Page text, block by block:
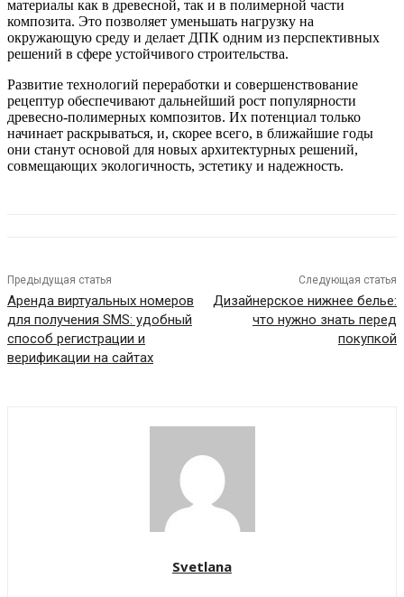
материалы как в древесной, так и в полимерной части
композита. Это позволяет уменьшать нагрузку на
окружающую среду и делает ДПК одним из перспективных
решений в сфере устойчивого строительства.
Развитие технологий переработки и совершенствование
рецептур обеспечивают дальнейший рост популярности
древесно-полимерных композитов. Их потенциал только
начинает раскрываться, и, скорее всего, в ближайшие годы
они станут основой для новых архитектурных решений,
совмещающих экологичность, эстетику и надежность.
Предыдущая статья
Аренда виртуальных номеров
для получения SMS: удобный
способ регистрации и
верификации на сайтах
Следующая статья
Дизайнерское нижнее белье:
что нужно знать перед
покупкой
Svetlana